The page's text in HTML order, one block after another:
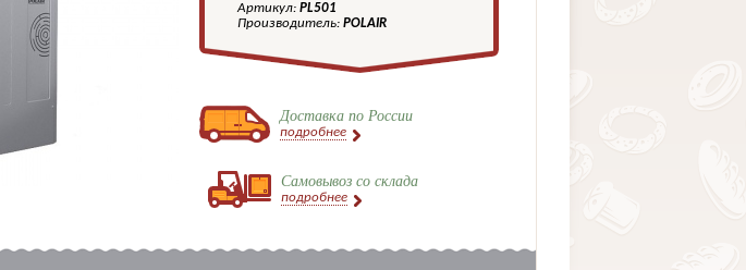
Артикул: PL501
Производитель: POLAIR
Доставка по России
подробнее
Самовывоз со склада
подробнее